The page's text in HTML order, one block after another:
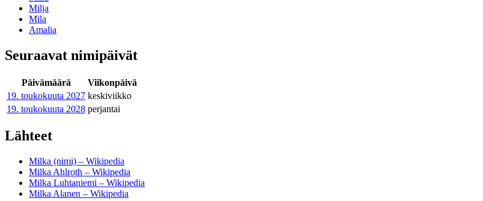
Milja
Mila
Amalia
Seuraavat nimipäivät
Päivämäärä
Viikonpäivä
19. toukokuuta 2027 keskiviikko
19. toukokuuta 2028 perjantai
Lähteet
Milka (nimi) – Wikipedia
Milka Ahlroth – Wikipedia
Milka Luhtaniemi – Wikipedia
Milka Alanen – Wikipedia